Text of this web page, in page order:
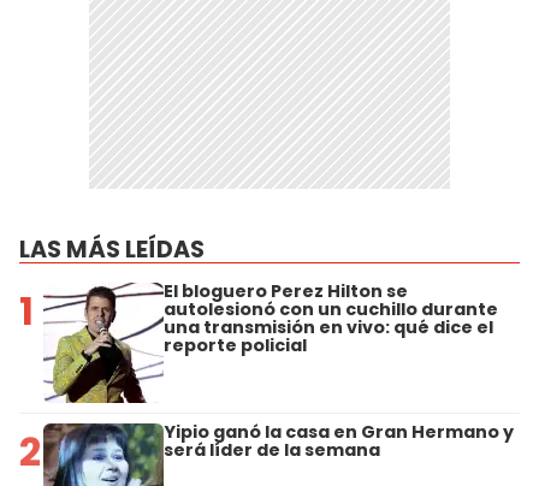
LAS MÁS LEÍDAS
1 El bloguero Perez Hilton se
autolesionó con un cuchillo durante
una transmisión en vivo: qué dice el
reporte policial
2 Yipio ganó la casa en Gran Hermano y
será líder de la semana